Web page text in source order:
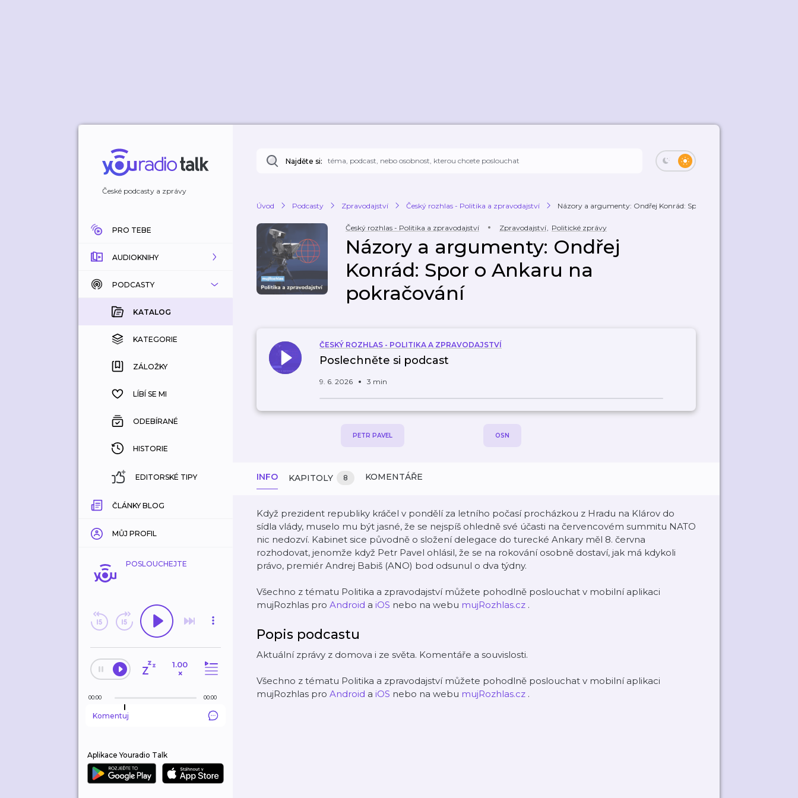
České podcasty a zprávy
PRO TEBE
AUDIOKNIHY
KATALOG
KOUPENÉ
KATEGORIE
ZÁLOŽKY
HISTORIE
PODCASTY
KATALOG
KATEGORIE
ZÁLOŽKY
LÍBÍ SE MI
ODEBÍRANÉ
HISTORIE
EDITORSKÉ TIPY
ČLÁNKY BLOG
MŮJ PROFIL
POSLOUCHEJTE
1.00
×
00:00 00:00
Komentuj
Aplikace Youradio Talk
Najděte si:
Úvod Podcasty Zpravodajství Český rozhlas - Politika a zpravodajství Názory a argumenty: Ondřej Konrád: Spor o ...
Český rozhlas - Politika a zpravodajství Zpravodajství, Politické zprávy
Názory a argumenty: Ondřej
Konrád: Spor o Ankaru na
pokračování
ČESKÝ ROZHLAS - POLITIKA A ZPRAVODAJSTVÍ
Poslechněte si podcast
9. 6. 2026 3 min
PETR PAVEL OSN
INFO KAPITOLY 8 KOMENTÁŘE
Když prezident republiky kráčel v pondělí za letního počasí procházkou z Hradu na Klárov do
sídla vlády, muselo mu být jasné, že se nejspíš ohledně své účasti na červencovém summitu NATO
nic nedozví. Kabinet sice původně o složení delegace do turecké Ankary měl 8. června
rozhodovat, jenomže když Petr Pavel ohlásil, že se na rokování osobně dostaví, jak má kdykoli
právo, premiér Andrej Babiš (ANO) bod odsunul o dva týdny.
Všechno z tématu Politika a zpravodajství můžete pohodlně poslouchat v mobilní aplikaci
mujRozhlas pro Android a iOS nebo na webu mujRozhlas.cz .
Popis podcastu
Aktuální zprávy z domova i ze světa. Komentáře a souvislosti.
Všechno z tématu Politika a zpravodajství můžete pohodlně poslouchat v mobilní aplikaci
mujRozhlas pro Android a iOS nebo na webu mujRozhlas.cz .